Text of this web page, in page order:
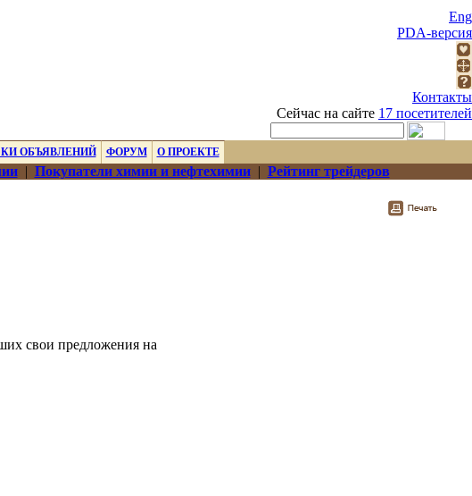
Eng
PDA-версия
Контакты
Сейчас на сайте 17 посетителей
ОБЪЯВЛЕНИЙ ФОРУМ О ПРОЕКТЕ
| Покупатели химии и нефтехимии| Рейтинг трейдеров
свои предложения на